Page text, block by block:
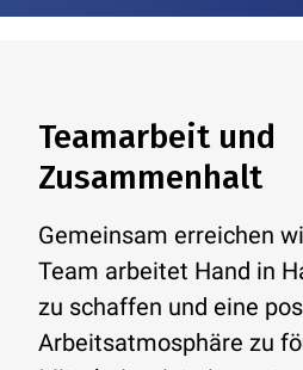
Teamarbeit und
Zusammenhalt
Gemeinsam erreichen
Team arbeitet Hand in
zu schaffen und eine
Arbeitsatmosphäre zu